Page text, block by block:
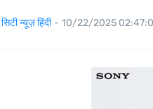
आगे बढ़ते हुए:
सिटी न्यूज़ हिंदी - 10/22/2025